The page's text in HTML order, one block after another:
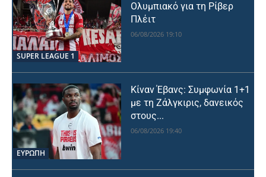
SUPER LEAGUE 1
Ολυμπιακό για τη Ρίβερ
Πλέιτ
06/08/2026 19:10
ΕΥΡΩΠΗ
Κίναν Έβανς: Συμφωνία 1+1
με τη Ζάλγκιρις, δανεικός
στους...
06/08/2026 19:40